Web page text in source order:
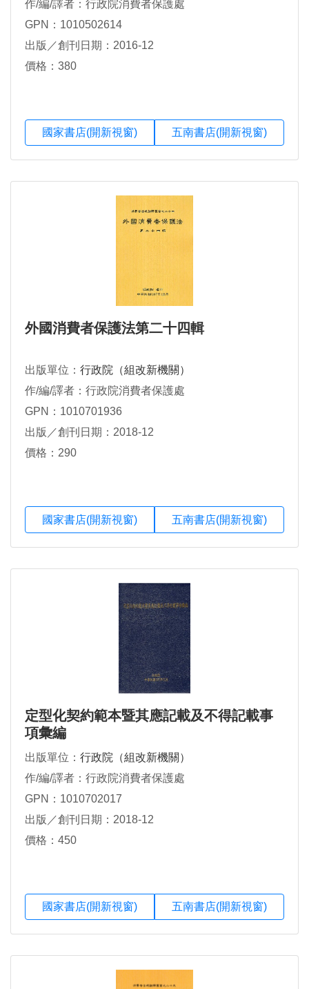
作/編/譯者：行政院消費者保護處
GPN：1010502614
出版／創刊日期：2016-12
價格：380
國家書店(開新視窗) 五南書店(開新視窗)
外國消費者保護法第二十四輯
出版單位： 行政院（組改新機關）
作/編/譯者：行政院消費者保護處
GPN：1010701936
出版／創刊日期：2018-12
價格：290
國家書店(開新視窗) 五南書店(開新視窗)
定型化契約範本暨其應記載及不得記載事
項彙編
出版單位： 行政院（組改新機關）
作/編/譯者：行政院消費者保護處
GPN：1010702017
出版／創刊日期：2018-12
價格：450
國家書店(開新視窗) 五南書店(開新視窗)